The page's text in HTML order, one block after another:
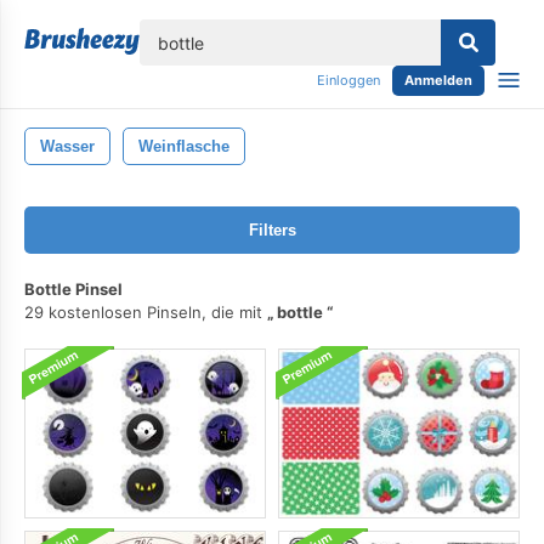
Einloggen Anmelden
Wasser Weinflasche
Filters
Bottle Pinsel
29 kostenlosen Pinseln, die mit
bottle